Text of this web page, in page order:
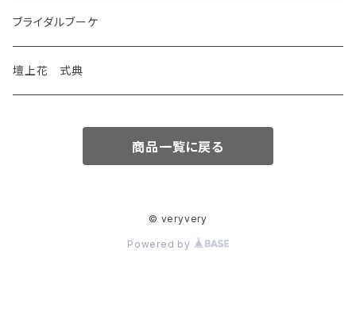
花苗
観葉植物
ブライダルブーケ
壇上花 式典
商品一覧に戻る
© veryvery
Powered by